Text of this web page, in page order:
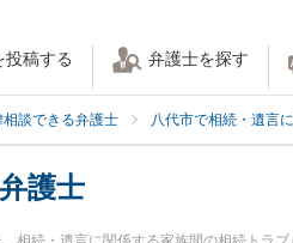
投稿する 弁護士を探す
談できる弁護士 八代市で相続・遺言
護士